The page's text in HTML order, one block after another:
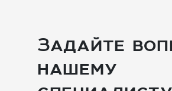
Задайте
нашему